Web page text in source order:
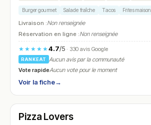
Burger gourmet Salade fraîche Tacos Frites maison
Livraison :Non renseignée
Réservation en ligne :Non renseignée
★★★★★4.7/5· 330 avis Google
RANKEAT
Aucun avis par la communauté
Vote rapideAucun vote pour le moment
Voir la fiche→
N° 12
Pizza Lovers